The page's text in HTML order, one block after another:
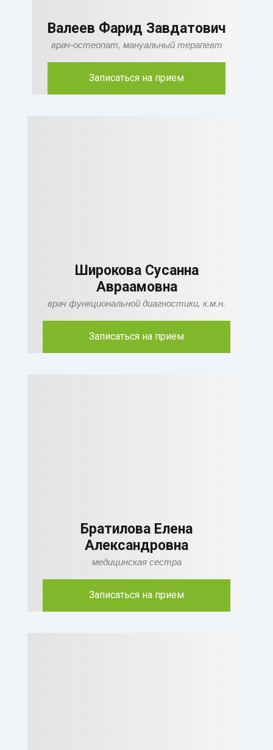
Валеев Фарид Завдатович
врач-остеопат, мануальный терапевт
Записаться на прием
Широкова Сусанна
Авраамовна
врач функциональной диагностики, к.м.н.
Записаться на прием
Братилова Елена
Александровна
медицинская сестра
Записаться на прием